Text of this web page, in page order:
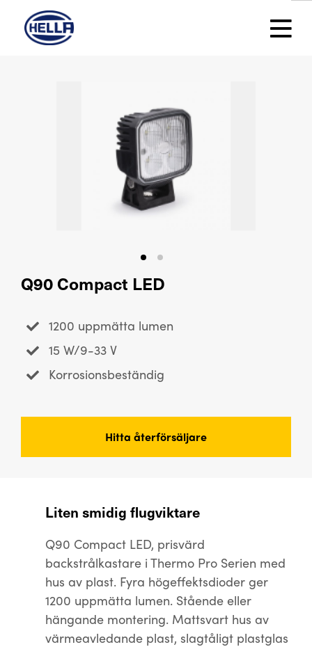
Q90 Compact LED
1200 uppmätta lumen
15 W/9-33 V
Korrosionsbeständig
Hitta återförsäljare
Liten smidig flugviktare
Q90 Compact LED, prisvärd
backstrålkastare i Thermo Pro Serien med
hus av plast. Fyra högeffektsdioder ger
1200 uppmätta lumen. Stående eller
hängande montering. Mattsvart hus av
värmeavledande plast, slagtåligt plastglas